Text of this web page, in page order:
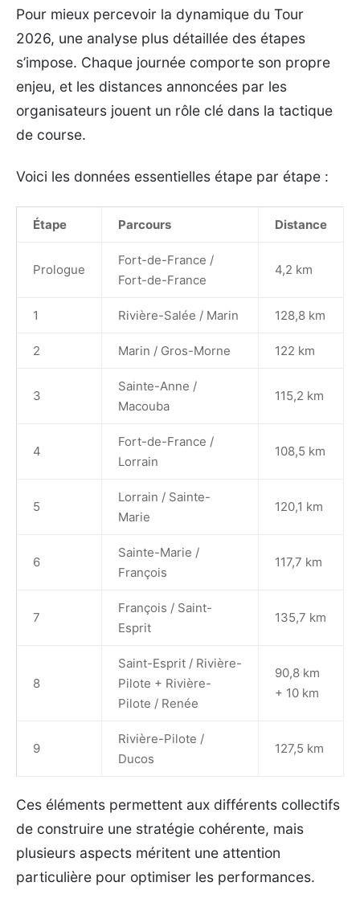
Pour mieux percevoir la dynamique du Tour
2026, une analyse plus détaillée des étapes
s’impose. Chaque journée comporte son propre
enjeu, et les distances annoncées par les
organisateurs jouent un rôle clé dans la tactique
de course.
Voici les données essentielles étape par étape :
Étape Parcours Distance
Prologue
Fort-de-France /
Fort-de-France
4,2 km
1 Rivière-Salée / Marin 128,8 km
2 Marin / Gros-Morne 122 km
3
Sainte-Anne /
Macouba
115,2 km
4
Fort-de-France /
Lorrain
108,5 km
5
Lorrain / Sainte-
Marie
120,1 km
6
Sainte-Marie /
François
117,7 km
7
François / Saint-
Esprit
135,7 km
8
Saint-Esprit / Rivière-
Pilote + Rivière-
Pilote / Renée
90,8 km
+ 10 km
9
Rivière-Pilote /
Ducos
127,5 km
Ces éléments permettent aux différents collectifs
de construire une stratégie cohérente, mais
plusieurs aspects méritent une attention
particulière pour optimiser les performances.